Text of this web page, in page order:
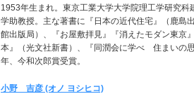
1953年生まれ。東京工業大学大学院理工学研究
学助教授。主な著書に『日本の近代住宅』（鹿島
館出版局）、『お屋敷拝見』『消えたモダン東京
本』（光文社新書）、『同潤会に学べ 住まいの
年、今和次郎賞受賞。
小野 吉彦 (オノ ヨシヒコ)